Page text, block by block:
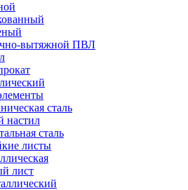
вытяжной ПВЛ
сталь
настил
сталь
листы
лист